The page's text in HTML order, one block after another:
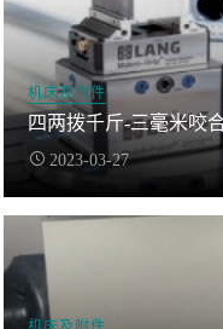
机床及附件
四两拨千斤-三毫米咬
2023-03-27